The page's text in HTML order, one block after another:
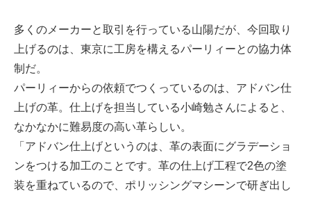
多くのメーカーと取引を行っている山陽だが、今回取り
上げるのは、東京に工房を構えるパーリィーとの協力体
制だ。
パーリィーからの依頼でつくっているのは、アドバン仕
上げの革。仕上げを担当している小崎勉さんによると、
なかなかに難易度の高い革らしい。
「アドバン仕上げというのは、革の表面にグラデーショ
ンをつける加工のことです。革の仕上げ工程で2色の塗
装を重ねているので、ポリッシングマシーンで研ぎ出し